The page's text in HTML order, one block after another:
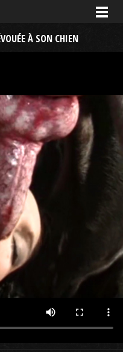
À SON CHIEN